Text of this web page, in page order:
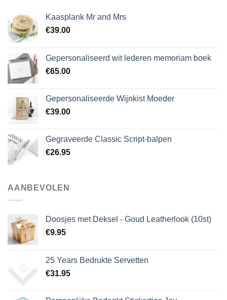
Kaasplank Mr and Mrs
€39.00
Gepersonaliseerd wit lederen memoriam boek
€65.00
Gepersonaliseerde Wijnkist Moeder
€39.00
Gegraveerde Classic Script-balpen
€26.95
AANBEVOLEN
Doosjes met Deksel - Goud Leatherlook (10st)
€9.95
25 Years Bedrukte Servetten
€31.95